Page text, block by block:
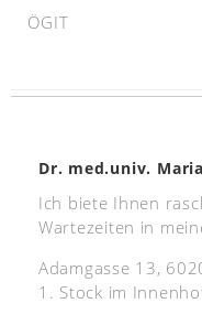
ÖGIT
Dr. med.univ.
Ich biete Ihnen
Wartezeiten in
Adamgasse 13,
1. Stock im